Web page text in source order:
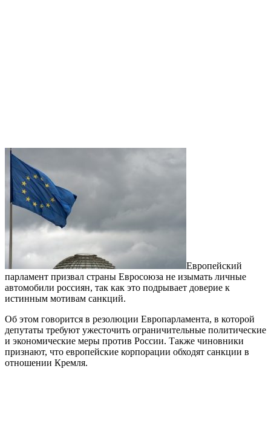
Европейский
парламент призвал страны Евросоюза не изымать личные
автомобили россиян, так как это подрывает доверие к
истинным мотивам санкций.
Об этом говорится в резолюции Европарламента, в которой
депутаты требуют ужесточить ограничительные политические
и экономические меры против России. Также чиновники
признают, что европейские корпорации обходят санкции в
отношении Кремля.